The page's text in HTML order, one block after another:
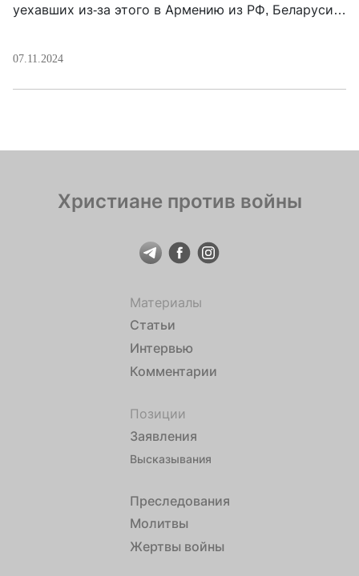
уехавших из-за этого в Армению из РФ, Беларуси и
Жизни”. Епископ Артур Симонян отдал для
07.11.2024
Христиане против войны
Материалы
Статьи
Интервью
Комментарии
Позиции
Заявления
Высказывания
Преследования
Молитвы
Жертвы войны